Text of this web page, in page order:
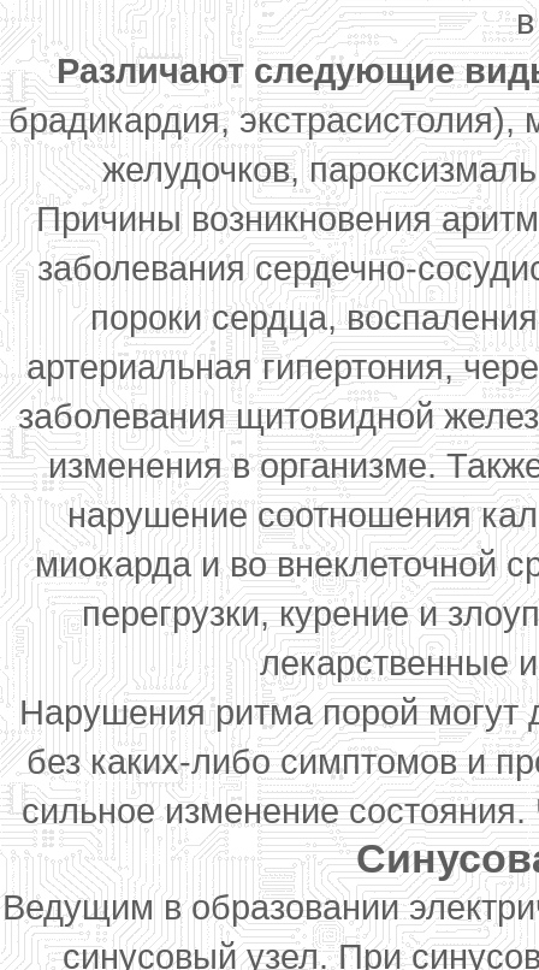
Различают следующие
брадикардия,
желудочков,
Причины возникновения
заболевания сердечно-
пороки сердца,
артериальная гипертония,
заболевания щитовидной
изменения в организме.
нарушение соотношения
миокарда и во внеклеточной
перегрузки, курение и
лекарственные
Нарушения ритма порой могут
без каких-либо симптомов и
сильное изменение
Ведущим в образовании
синусовый узел. При